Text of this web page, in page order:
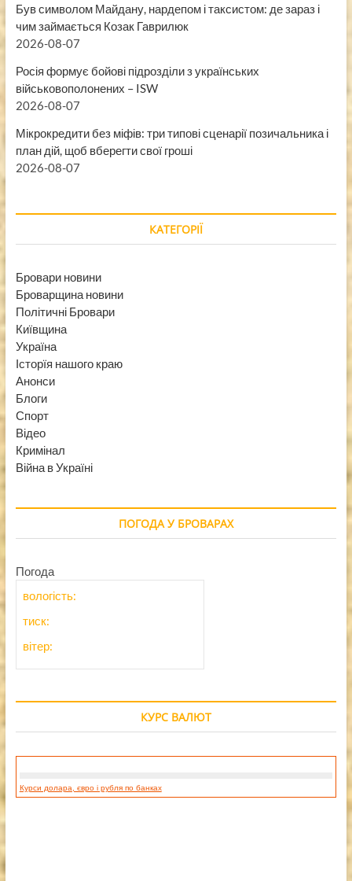
Був символом Майдану, нардепом і таксистом: де зараз і
чим займається Козак Гаврилюк
2026-08-07
Росія формує бойові підрозділи з українських
військовополонених – ISW
2026-08-07
Мікрокредити без міфів: три типові сценарії позичальника і
план дій, щоб вберегти свої гроші
2026-08-07
КАТЕГОРІЇ
Бровари новини
Броварщина новини
Політичні Бровари
Київщина
Україна
Історїя нашого краю
Анонси
Блоги
Спорт
Відео
Кримінал
Війна в Україні
ПОГОДА У БРОВАРАХ
Погода
вологість:
тиск:
вітер:
КУРС ВАЛЮТ
Курси долара, євро і рубля по банках